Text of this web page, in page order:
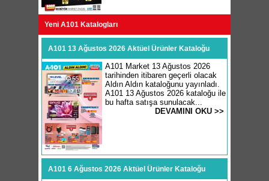
Yeni A101 Katalogları
A101 13 Ağustos 2026 Aktüel Ürünler Kataloğu
A101 Market 13 Ağustos 2026
tarihinden itibaren geçerli olacak
Aldın Aldın kataloğunu yayınladı.
A101 13 Ağustos 2026 kataloğu ile
bu hafta satışa sunulacak...
DEVAMINI OKU >>
A101 6 Ağustos 2026 Aktüel Ürünler Kataloğu